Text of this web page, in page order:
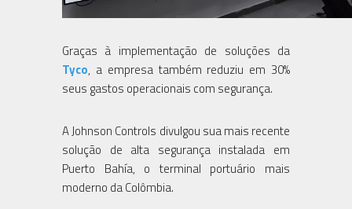
Graças à implementação de soluções da
Tyco, a empresa também reduziu em 30%
seus gastos operacionais com segurança.
A Johnson Controls divulgou sua mais recente
solução de alta segurança instalada em
Puerto Bahía, o terminal portuário mais
moderno da Colômbia.